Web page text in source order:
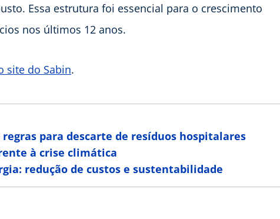
Essa estrutura foi essencial para o crescimento
nos últimos 12 anos.
site do Sabin.
para descarte de resíduos hospitalares
à crise climática
redução de custos e sustentabilidade